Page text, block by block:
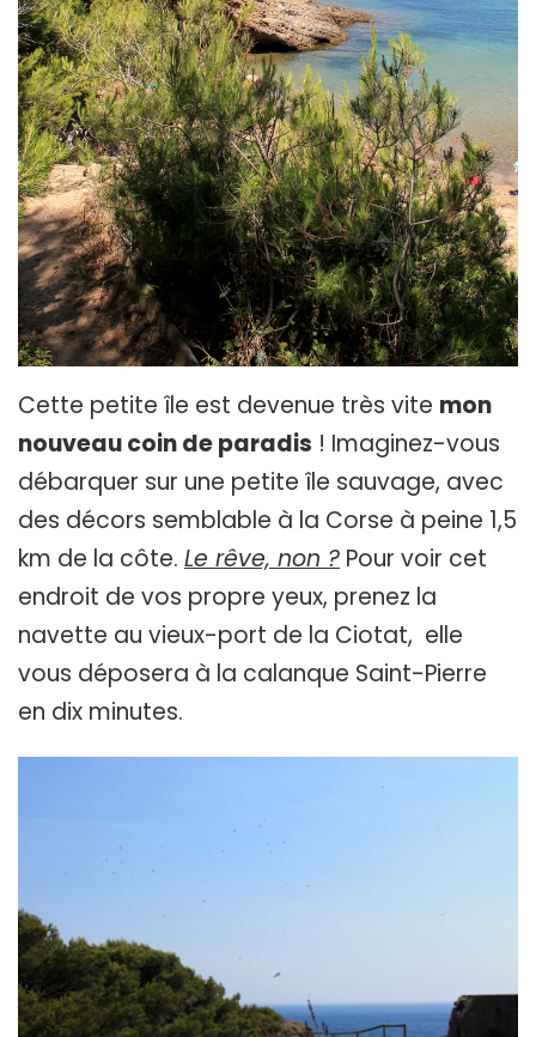
Cette petite île est devenue très vite mon
nouveau coin de paradis ! Imaginez-vous
débarquer sur une petite île sauvage, avec
des décors semblable à la Corse à peine 1,5
km de la côte. Le rêve, non ? Pour voir cet
endroit de vos propre yeux, prenez la
navette au vieux-port de la Ciotat, elle
vous déposera à la calanque Saint-Pierre
en dix minutes.